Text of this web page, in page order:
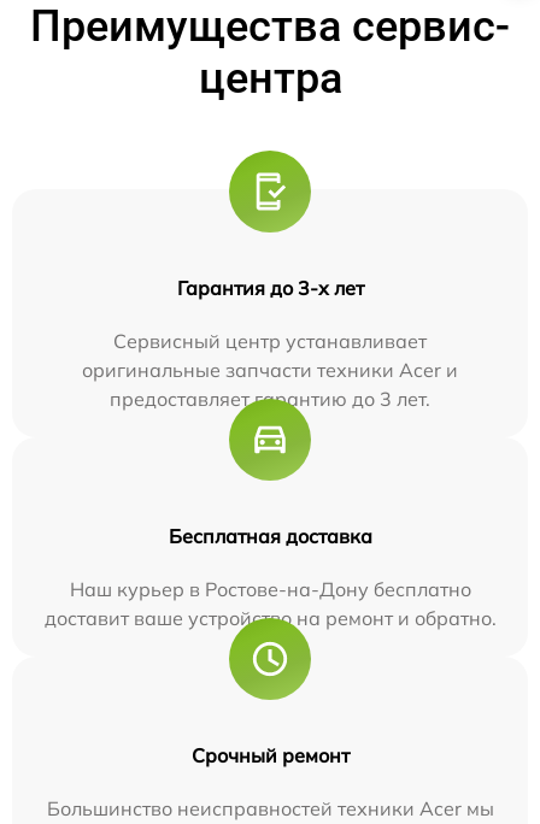
Преимущества сервис-
центра
Гарантия до 3-х лет
Сервисный центр устанавливает
оригинальные запчасти техники Acer и
предоставляет гарантию до 3 лет.
Бесплатная доставка
Наш курьер в Ростове-на-Дону бесплатно
доставит ваше устройство на ремонт и обратно.
Срочный ремонт
Большинство неисправностей техники Acer мы